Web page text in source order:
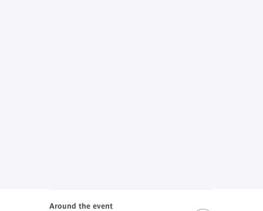
Around the event